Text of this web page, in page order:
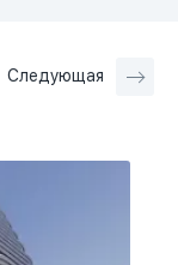
Следующая